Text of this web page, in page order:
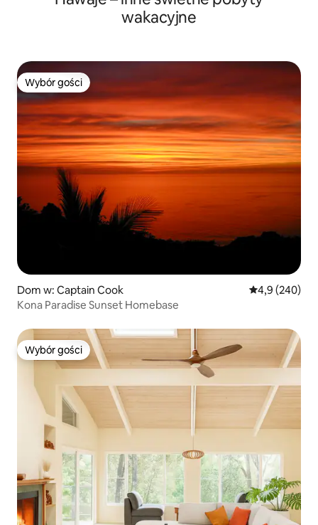
wakacyjne
Wybór gości
Wybór gości
Dom w: Captain Cook Średnia
4,9 (240)
Kona Paradise Sunset Homebase
Wybór gości
Wybór gości